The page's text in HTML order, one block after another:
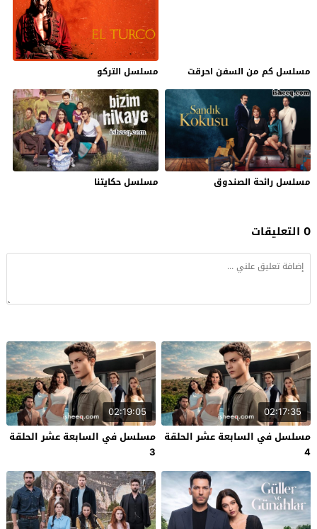
مسلسل كم من السفن احرقت مسلسل التركو
مسلسل رائحة الصندوق مسلسل حكايتنا
0 التعليقات
02:17:35
مسلسل في السابعة عشر الحلقة
4
02:19:05
مسلسل في السابعة عشر الحلقة
3